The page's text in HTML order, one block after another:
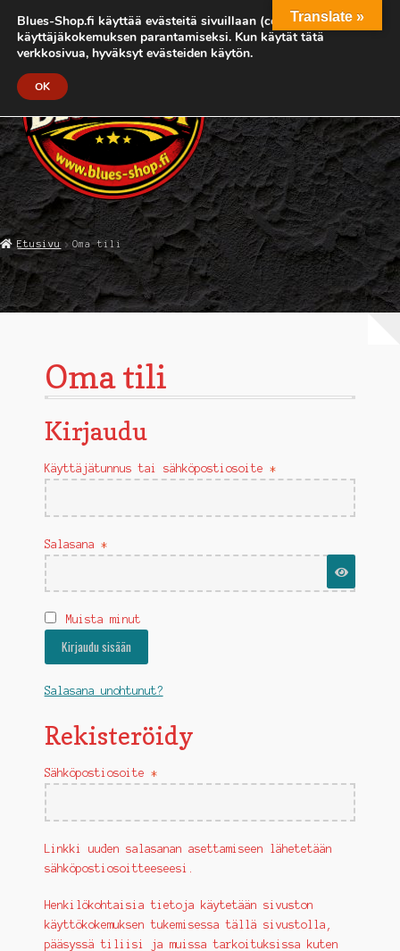
Siirry
navigointiin
Siirry
sisältöön
ETUSIVU
MUSIIKKI
MUUT TUOTTEET
DIGILATAUS/DOWNLOAD
YHTEYSTIEDOT
TOIMITUSEHDOT
Etusivu Oma tili
Oma tili
Kirjaudu
Käyttäjätunnus tai sähköpostiosoite *Vaaditaan
Salasana *Vaaditaan
Muista minut
Kirjaudu sisään
Salasana unohtunut?
Rekisteröidy
Sähköpostiosoite *Vaaditaan
Linkki uuden salasanan asettamiseen lähetetään
sähköpostiosoitteeseesi.
Henkilökohtaisia tietoja käytetään sivuston
käyttökokemuksen tukemisessa tällä sivustolla,
pääsyssä tiliisi ja muissa tarkoituksissa kuten
Translate »
Blues-Shop.fi käyttää evästeitä sivuillaan (cookies)
käyttäjäkokemuksen parantamiseksi. Kun käytät tätä
verkkosivua, hyväksyt evästeiden käytön.
OK